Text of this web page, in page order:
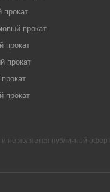
прокат
прокат
прокат
прокат
прокат
не является публичной